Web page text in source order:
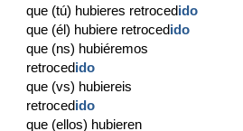
que (tú) hubieres retrocedido
que (él) hubiere retrocedido
que (ns) hubiéremos
retrocedido
que (vs) hubiereis
retrocedido
que (ellos) hubieren